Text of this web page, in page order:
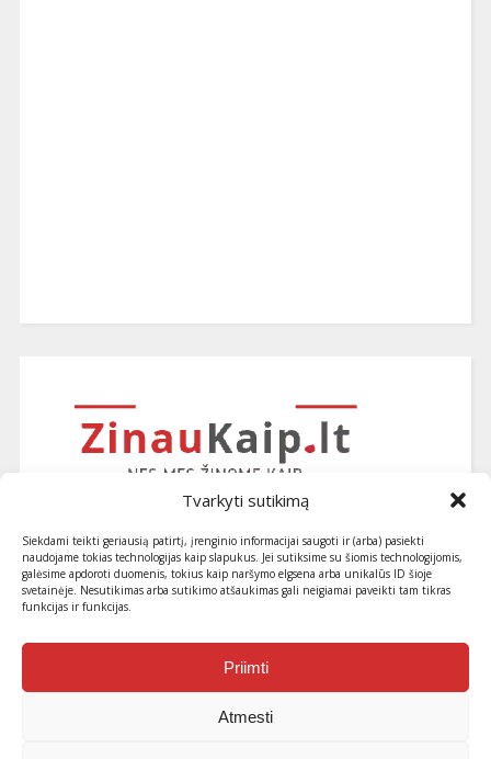
Tvarkyti sutikimą
Siekdami teikti geriausią patirtį, įrenginio informacijai saugoti ir (arba) pasiekti
naudojame tokias technologijas kaip slapukus. Jei sutiksime su šiomis technologijomis,
galėsime apdoroti duomenis, tokius kaip naršymo elgsena arba unikalūs ID šioje
svetainėje. Nesutikimas arba sutikimo atšaukimas gali neigiamai paveikti tam tikras
funkcijas ir funkcijas.
Priimti
Atmesti
Užsiprenumeruokite naujausius
straipsnius ir patarimus